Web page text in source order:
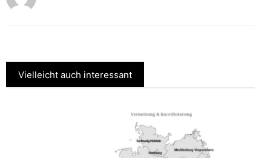
Vielleicht auch interessant